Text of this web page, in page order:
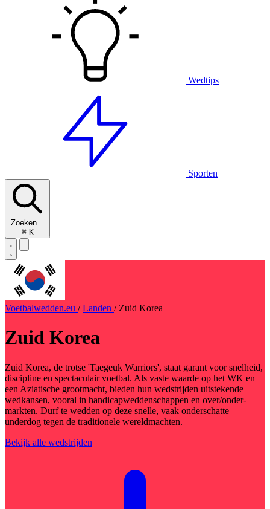
Wedtips
Sporten
Zoeken...
⌘ K
Voetbalwedden.eu / Landen / Zuid Korea
Zuid Korea
Zuid Korea, de trotse 'Taegeuk Warriors', staat garant voor snelheid,
discipline en spectaculair voetbal. Als vaste waarde op het WK en
een Aziatische grootmacht, bieden hun wedstrijden uitstekende
wedkansen, vooral in handicapweddenschappen en over/onder-
markten. Durf te wedden op deze snelle, vaak onderschatte
underdog tegen de traditionele wereldmachten.
Bekijk alle wedstrijden